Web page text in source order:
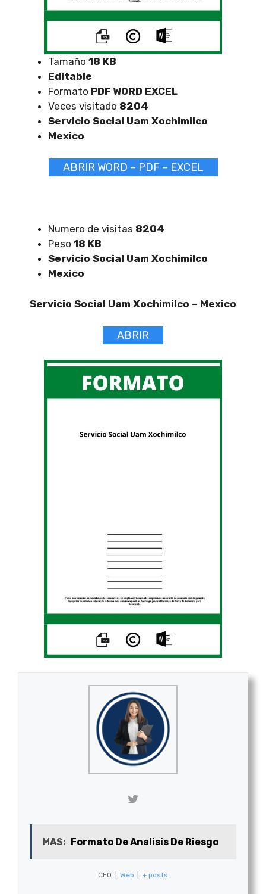
Tamaño 18 KB
Editable
Formato PDF WORD EXCEL
Veces visitado 8204
Servicio Social Uam Xochimilco
Mexico
ABRIR WORD – PDF – EXCEL
Numero de visitas 8204
Peso 18 KB
Servicio Social Uam Xochimilco
Mexico
Servicio Social Uam Xochimilco – Mexico
ABRIR
MAS: Formato De Analisis De Riesgo
CEO Web + posts